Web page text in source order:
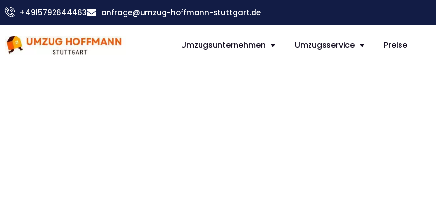
Zum
Inhalt
+4915792644463 anfrage@umzug-hoffmann-stuttgart.de
Umzugsunternehmen Umzugsservice Preise